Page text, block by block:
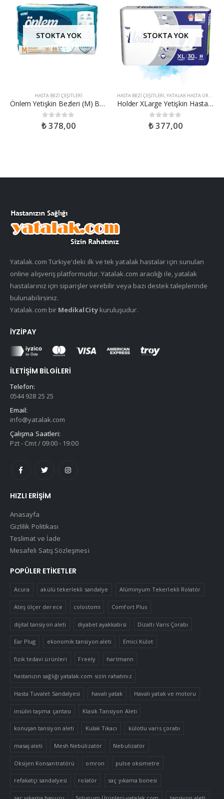
STOKTA YOK
HASTA BEZI ÇEŞITLERI
Önlem Yetişkin Bezleri (M) Boy 30’lu
0 out of 5
₺378,00
STOKTA YOK
HASTA BEZI ÇEŞITLERI,YATALAK HASTA ÜRÜNLERI
Holder XLarge Yetişkin Hasta Bezi – 30 Adet
0 out of 5
₺377,00
Yatalak.com Türkiye'deki ilk ve tek yatalak hastalar için sunulan
online alışveriş platformudur. Yatalak.com aracılığı ile, yatalak
hastalarınız için siparişler verebilir veya bazı destek taleplerinde
bulunabilirsiniz.
Yatalak.com bir MedikalCitykuruluşudur.
İYZIPAY
İLETIŞIM BILGILERI
Telefon:
0544 928 25 25
Email:
info@yatalak.com
Çalışma Saatleri:
Pzt - Cmt / 09:00 - 19:00
HIZLI ERIŞIM
Anasayfa
Gizlilik Politikası
Teslimat ve İade
Mesafeli Satış Sözleşmesi
POPÜLER ETIKETLER
Acura akülü tekerlekli sandalye Alüminyum Tekerlekli Rolatör
Ateş ölçer derece colostomi Comfort Plus
dijital tansiyon aleti diyabet ayakkabisi Dizaltı Varis Çorabı
Ear Plug ekonomik tansiyon aleti Emici Külot
fizik tedavi ürünleri Freely hartmann
hastanızın sağlığı yatalak.com sizin rahatınız
Hasta Tuvalet Sandalyesi havalı yatak Havalı yatak ve motoru
insülin taşıma çantası Klasik Tansiyon Aleti
konuşan tansiyon aleti Kulak Tıkacı külotlu varis çorabı
masaj aleti Mesh Nebülizatör Nebulizatör
Oksijen Konsantratörü omron pulse oksimetre
refakatçi sandalyesi rolatör saç yıkama bonesi